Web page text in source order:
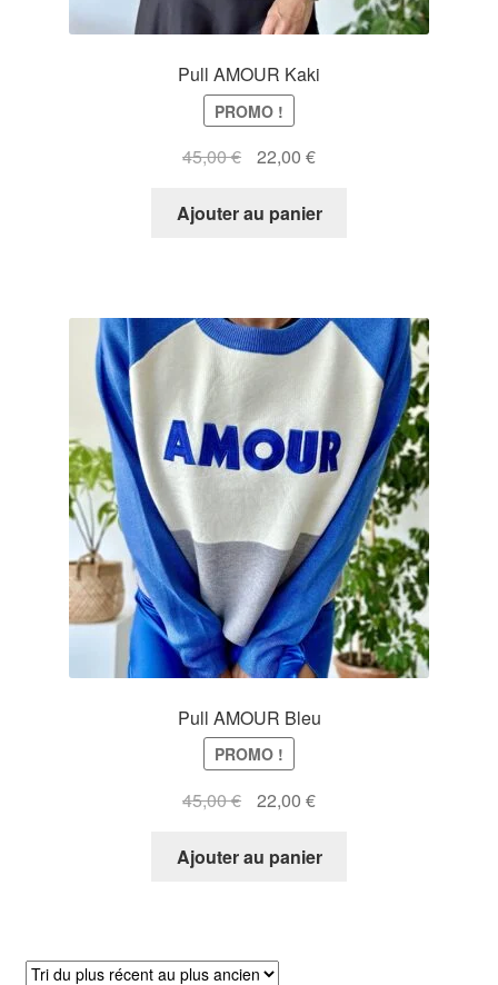
Pull AMOUR Kaki
PROMO !
45,00€
Le
initial
22,00 €Le
actuel
Ajouter au panier
Pull AMOUR Bleu
PROMO !
45,00€
Le
initial
22,00 €Le
actuel
Ajouter au panier